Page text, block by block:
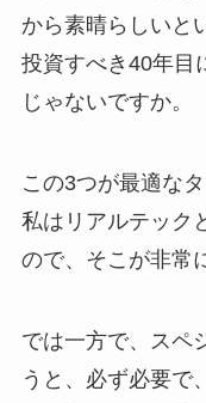
から素晴らしいと
投資すべき40年目
じゃないですか。
この3つが最適な
私はリアルテック
ので、そこが非常
では一方で、スペ
うと、必ず必要で